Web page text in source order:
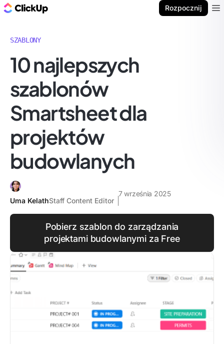
Rozpocznij
SZABLONY
10 najlepszych
szablonów
Smartsheet dla
projektów
budowlanych
Uma KelathStaff Content Editor
7 września 2025
Pobierz szablon do zarządzania
projektami budowlanymi za Free